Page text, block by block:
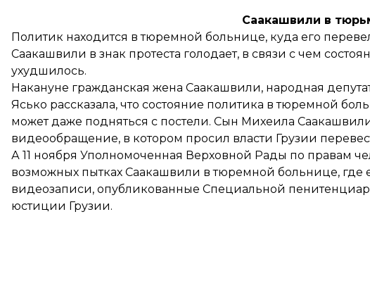
Саакашвили в
Политик находится в тюремной больнице, куда его
Саакашвили в знак протеста голодает, в связи с чем
ухудшилось.
Накануне гражданская жена Саакашвили, народная
Ясько рассказала, что состояние политика в тюремной
может даже подняться с постели. Сын Михеила
видеообращение, в котором просил власти Грузии
А 11 ноября Уполномоченная Верховной Рады по правам
возможных пытках Саакашвили в тюремной больнице, где
видеозаписи, опубликованные Специальной
юстиции Грузии.